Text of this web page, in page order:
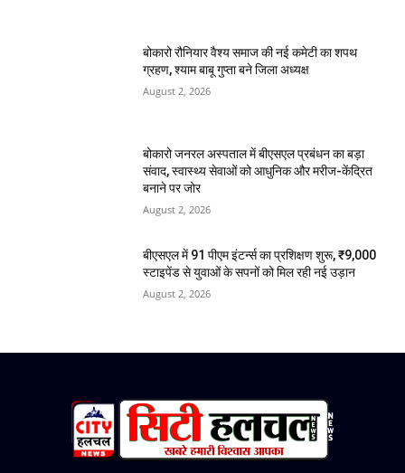
बोकारो रौनियार वैश्य समाज की नई कमेटी का शपथ
ग्रहण, श्याम बाबू गुप्ता बने जिला अध्यक्ष
August 2, 2026
बोकारो जनरल अस्पताल में बीएसएल प्रबंधन का बड़ा
संवाद, स्वास्थ्य सेवाओं को आधुनिक और मरीज-केंद्रित
बनाने पर जोर
August 2, 2026
बीएसएल में 91 पीएम इंटर्न्स का प्रशिक्षण शुरू, ₹9,000
स्टाइपेंड से युवाओं के सपनों को मिल रही नई उड़ान
August 2, 2026